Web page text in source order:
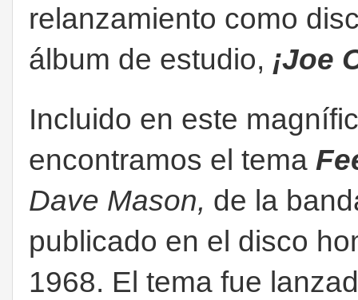
relanzamiento como
álbum de estudio, ¡Joe
Incluido en este
encontramos el tema
Dave Mason, de la
publicado en el disco
1968. El tema fue